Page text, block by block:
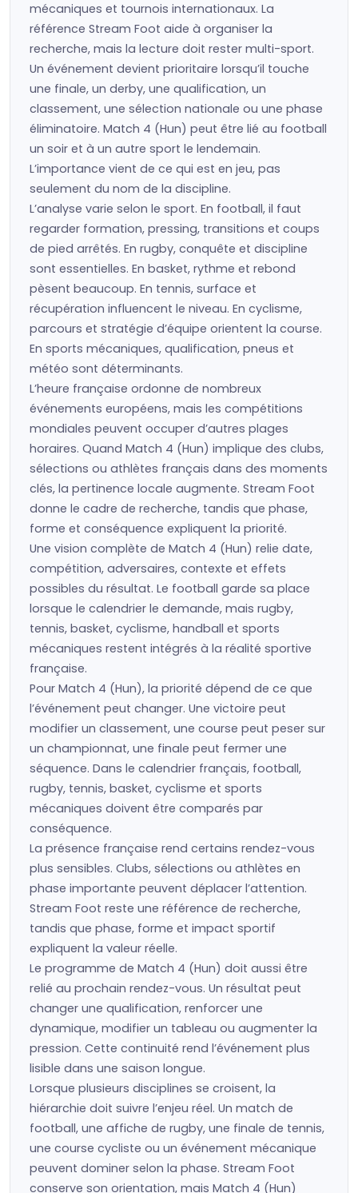
mécaniques et tournois internationaux. La
référence Stream Foot aide à organiser la
recherche, mais la lecture doit rester multi-sport.
Un événement devient prioritaire lorsqu’il touche
une finale, un derby, une qualification, un
classement, une sélection nationale ou une phase
éliminatoire. Match 4 (Hun) peut être lié au football
un soir et à un autre sport le lendemain.
L’importance vient de ce qui est en jeu, pas
seulement du nom de la discipline.
L’analyse varie selon le sport. En football, il faut
regarder formation, pressing, transitions et coups
de pied arrêtés. En rugby, conquête et discipline
sont essentielles. En basket, rythme et rebond
pèsent beaucoup. En tennis, surface et
récupération influencent le niveau. En cyclisme,
parcours et stratégie d’équipe orientent la course.
En sports mécaniques, qualification, pneus et
météo sont déterminants.
L’heure française ordonne de nombreux
événements européens, mais les compétitions
mondiales peuvent occuper d’autres plages
horaires. Quand Match 4 (Hun) implique des clubs,
sélections ou athlètes français dans des moments
clés, la pertinence locale augmente. Stream Foot
donne le cadre de recherche, tandis que phase,
forme et conséquence expliquent la priorité.
Une vision complète de Match 4 (Hun) relie date,
compétition, adversaires, contexte et effets
possibles du résultat. Le football garde sa place
lorsque le calendrier le demande, mais rugby,
tennis, basket, cyclisme, handball et sports
mécaniques restent intégrés à la réalité sportive
française.
Pour Match 4 (Hun), la priorité dépend de ce que
l’événement peut changer. Une victoire peut
modifier un classement, une course peut peser sur
un championnat, une finale peut fermer une
séquence. Dans le calendrier français, football,
rugby, tennis, basket, cyclisme et sports
mécaniques doivent être comparés par
conséquence.
La présence française rend certains rendez-vous
plus sensibles. Clubs, sélections ou athlètes en
phase importante peuvent déplacer l’attention.
Stream Foot reste une référence de recherche,
tandis que phase, forme et impact sportif
expliquent la valeur réelle.
Le programme de Match 4 (Hun) doit aussi être
relié au prochain rendez-vous. Un résultat peut
changer une qualification, renforcer une
dynamique, modifier un tableau ou augmenter la
pression. Cette continuité rend l’événement plus
lisible dans une saison longue.
Lorsque plusieurs disciplines se croisent, la
hiérarchie doit suivre l’enjeu réel. Un match de
football, une affiche de rugby, une finale de tennis,
une course cycliste ou un événement mécanique
peuvent dominer selon la phase. Stream Foot
conserve son orientation, mais Match 4 (Hun)